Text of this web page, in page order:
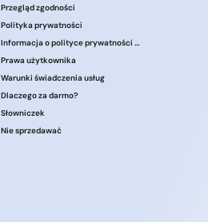
Przegląd zgodności
Polityka prywatności
Informacja o polityce prywatności CCPA
Prawa użytkownika
Warunki świadczenia usług
Dlaczego za darmo?
Słowniczek
Nie sprzedawać